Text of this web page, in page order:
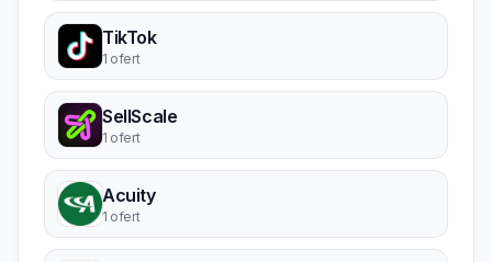
TikTok
1 ofert
SellScale
1 ofert
Acuity
1 ofert